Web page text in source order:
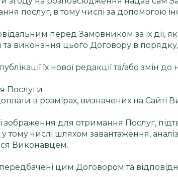
послуг, в тому числі за допомогою
перед Замовником за їх дії, як
виконання цього Договору в
їх нової редакції та/або змін до
Послуги
в розмірах, визначених на Сайті
зображення для отримання Послуг,
числі шляхом завантаження,
Виконавцем.
цим Договором та